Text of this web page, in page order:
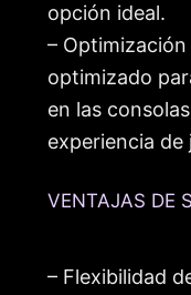
opción ideal.
–
optimizado
en las
experiencia de
VENTAJAS DE
– Flexibilidad